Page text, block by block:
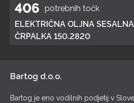
406 potrebnih točk
ELEKTRIČNA OLJNA
ČRPALKA 150.2820
Bartog d.o.o.
Bartog je eno vodilnih podjetij v